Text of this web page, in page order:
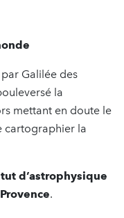
Galilée des
la
mettant en doute le
cartographier la
d’astrophysique
.